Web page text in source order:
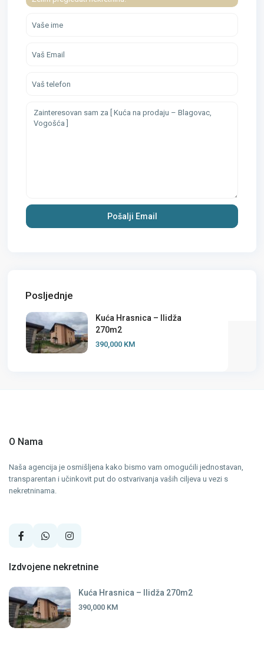
Posljednje
Kuća Hrasnica – Ilidža
270m2
390,000 KM
O Nama
Naša agencija je osmišljena kako bismo vam omogućili jednostavan,
transparentan i učinkovit put do ostvarivanja vaših ciljeva u vezi s
nekretninama.
Izdvojene nekretnine
Kuća Hrasnica – Ilidža 270m2
390,000 KM